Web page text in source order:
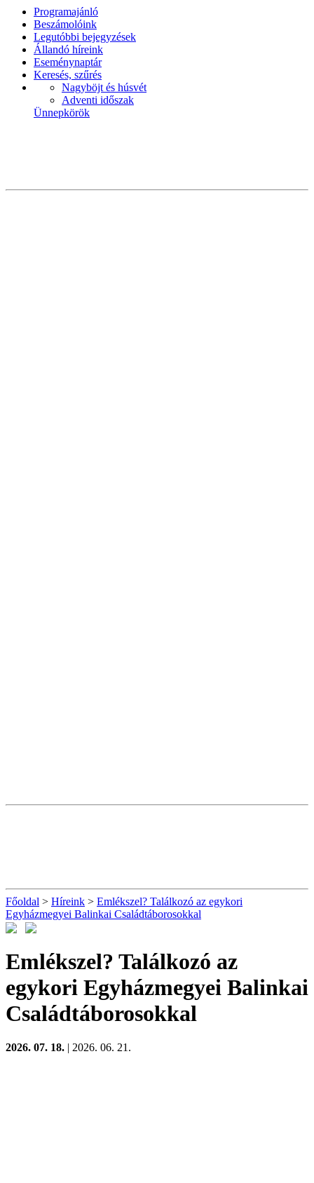
Programajánló
Beszámolóink
Legutóbbi bejegyzések
Állandó híreink
Eseménynaptár
Keresés, szűrés
Nagyböjt és húsvét
Adventi időszak
Ünnepkörök
Főoldal > Híreink > Emlékszel? Találkozó az egykori
Egyházmegyei Balinkai Családtáborosokkal
Emlékszel? Találkozó az
egykori Egyházmegyei Balinkai
Családtáborosokkal
2026. 07. 18. | 2026. 06. 21.